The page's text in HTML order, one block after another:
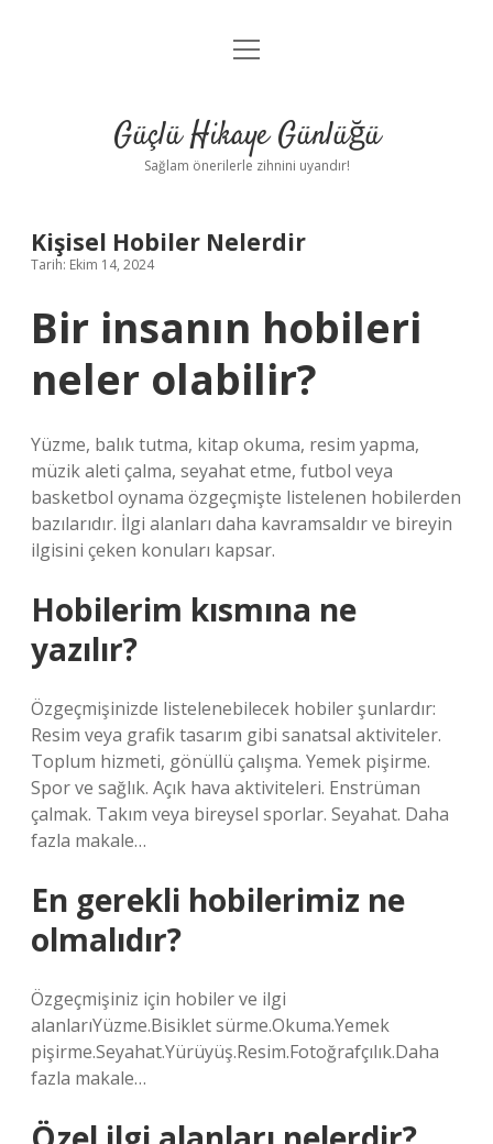
Anasayfa
Yasal Uyarı
menüyü
Güçlü Hikaye Günlüğü
Sağlam önerilerle zihnini uyandır!
Kişisel Hobiler Nelerdir
Tarih: Ekim 14, 2024
Bir insanın hobileri
neler olabilir?
Yüzme, balık tutma, kitap okuma, resim yapma,
müzik aleti çalma, seyahat etme, futbol veya
basketbol oynama özgeçmişte listelenen hobilerden
bazılarıdır. İlgi alanları daha kavramsaldır ve bireyin
ilgisini çeken konuları kapsar.
Hobilerim kısmına ne
yazılır?
Özgeçmişinizde listelenebilecek hobiler şunlardır:
Resim veya grafik tasarım gibi sanatsal aktiviteler.
Toplum hizmeti, gönüllü çalışma. Yemek pişirme.
Spor ve sağlık. Açık hava aktiviteleri. Enstrüman
çalmak. Takım veya bireysel sporlar. Seyahat. Daha
fazla makale…
En gerekli hobilerimiz ne
olmalıdır?
Özgeçmişiniz için hobiler ve ilgi
alanlarıYüzme.Bisiklet sürme.Okuma.Yemek
pişirme.Seyahat.Yürüyüş.Resim.Fotoğrafçılık.Daha
fazla makale…